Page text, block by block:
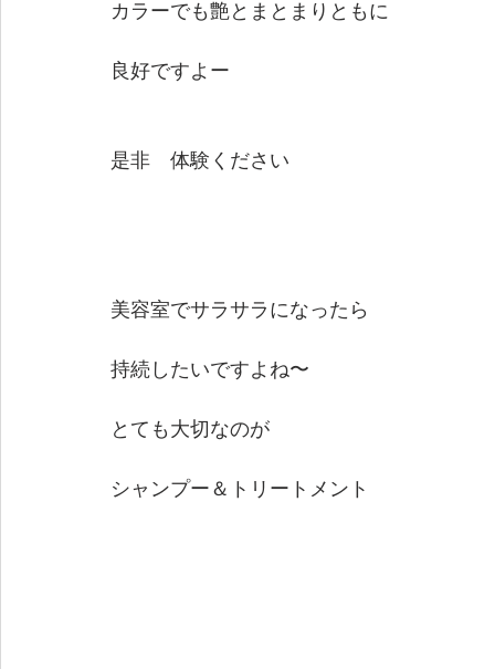
カラーでも艶とまとまりともに
良好ですよー
是非　体験ください
美容室でサラサラになったら
持続したいですよね〜
とても大切なのが
シャンプー＆トリートメント